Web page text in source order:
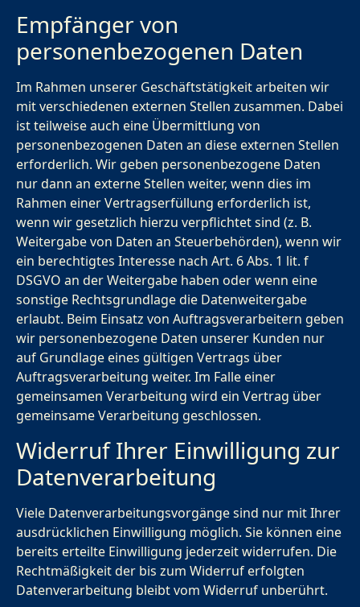
Empfänger von
personenbezogenen Daten
Im Rahmen unserer Geschäftstätigkeit arbeiten wir
mit verschiedenen externen Stellen zusammen. Dabei
ist teilweise auch eine Übermittlung von
personenbezogenen Daten an diese externen Stellen
erforderlich. Wir geben personenbezogene Daten
nur dann an externe Stellen weiter, wenn dies im
Rahmen einer Vertragserfüllung erforderlich ist,
wenn wir gesetzlich hierzu verpflichtet sind (z. B.
Weitergabe von Daten an Steuerbehörden), wenn wir
ein berechtigtes Interesse nach Art. 6 Abs. 1 lit. f
DSGVO an der Weitergabe haben oder wenn eine
sonstige Rechtsgrundlage die Datenweitergabe
erlaubt. Beim Einsatz von Auftragsverarbeitern geben
wir personenbezogene Daten unserer Kunden nur
auf Grundlage eines gültigen Vertrags über
Auftragsverarbeitung weiter. Im Falle einer
gemeinsamen Verarbeitung wird ein Vertrag über
gemeinsame Verarbeitung geschlossen.
Widerruf Ihrer Einwilligung zur
Datenverarbeitung
Viele Datenverarbeitungsvorgänge sind nur mit Ihrer
ausdrücklichen Einwilligung möglich. Sie können eine
bereits erteilte Einwilligung jederzeit widerrufen. Die
Rechtmäßigkeit der bis zum Widerruf erfolgten
Datenverarbeitung bleibt vom Widerruf unberührt.